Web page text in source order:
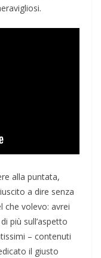
alla puntata,
a dire senza
volevo: avrei
più sull’aspetto
– contenuti
il giusto